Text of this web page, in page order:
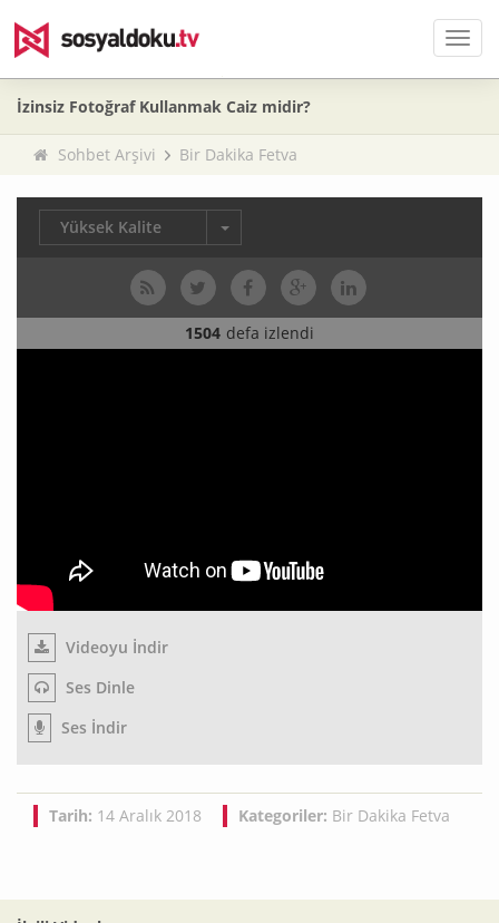
Menü
İzinsiz Fotoğraf Kullanmak Caiz midir?
Sohbet Arşivi Bir Dakika Fetva
Yüksek Kalite
1504 defa izlendi
Videoyu İndir
Ses Dinle
Ses İndir
Tarih: 14 Aralık 2018 Kategoriler: Bir Dakika Fetva